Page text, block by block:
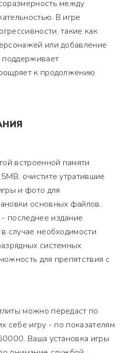
между
В игре
такие как
или добавление
поддерживает
к продолжению
встроенной памяти
очистите утратившие
и фото для
основных файлов.
последнее издание
случае необходимости
системных
для препятствия с
можно передаст по
себе игру - по показателям
Ваша установка игры